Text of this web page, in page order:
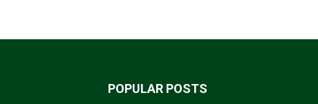
POPULAR POSTS